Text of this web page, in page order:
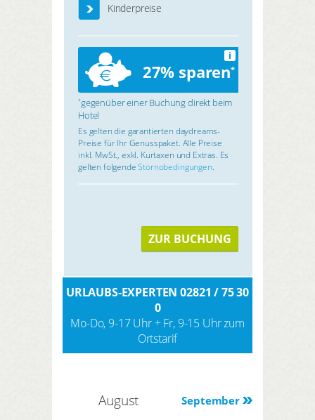
Kinderpreise
27% sparen*
i
*gegenüber einer Buchung direkt beim
Hotel
Es gelten die garantierten daydreams-
Preise für Ihr Genusspaket. Alle Preise
inkl. MwSt., exkl. Kurtaxen und Extras. Es
gelten folgendeStornobedingungen.
ZUR BUCHUNG
URLAUBS-EXPERTEN 02821 / 75 30
0
Mo-Do, 9-17 Uhr + Fr, 9-15 Uhr zum
Ortstarif
September
August